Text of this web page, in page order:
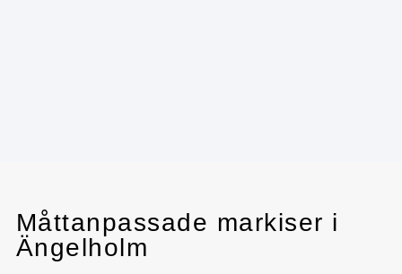
Måttanpassade markiser i
Ängelholm